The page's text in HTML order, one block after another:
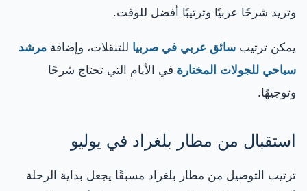
وتريد شرحًا عربيًا وترتيبًا أفضل للوقت.
يمكن ترتيب سائق عربي في صربيا للتنقلات، وإضافة مرشد
سياحي للجولات المختارة في الأيام التي تحتاج شرحًا
وتوجيهًا.
استقبال من مطار بلغراد في يوليو
ترتيب التوصيل من مطار بلغراد مسبقًا يجعل بداية الرحلة